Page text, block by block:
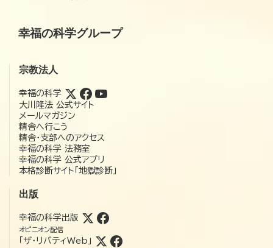
幸福の科学グループ
宗教法人
幸福の科学
大川隆法 公式サイト
メールマガジン
精舎へ行こう
精舎・支部へのアクセス
幸福の科学 法務室
幸福の科学 公式アプリ
本格診断サイト「地獄診断」
出版
幸福の科学出版
オピニオン配信
「ザ・リバティWeb」